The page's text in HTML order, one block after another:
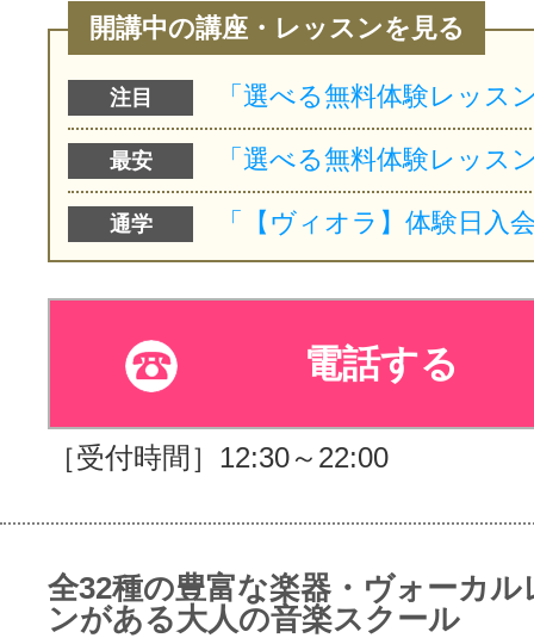
開講中の講座・レッスンを見る
注目
最安
通学
電話する
［受付時間］12:30～22:00
全32種の豊富な楽器・ヴォーカル
ンがある大人の音楽スクール